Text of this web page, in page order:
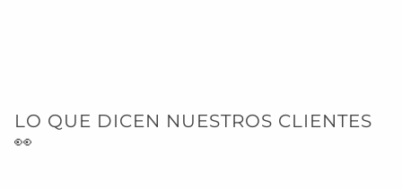
LO QUE DICEN NUESTROS CLIENTES
👀